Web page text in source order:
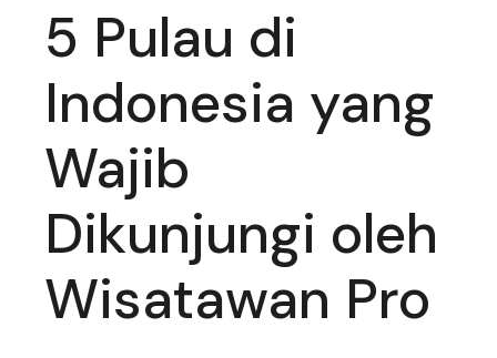
5 Pulau di
Indonesia yang
Wajib
Dikunjungi oleh
Wisatawan Pro